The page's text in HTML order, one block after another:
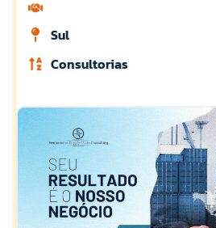
Sul
Consultorias